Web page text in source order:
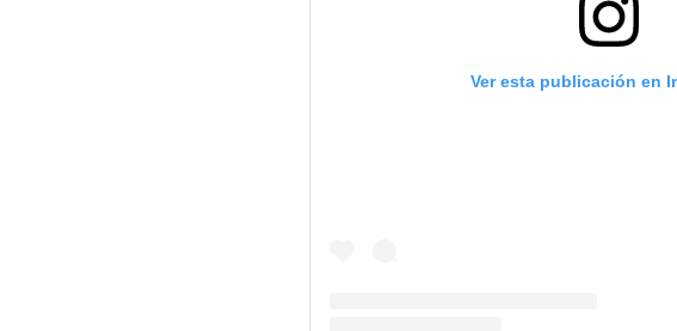
Ver esta publicación en